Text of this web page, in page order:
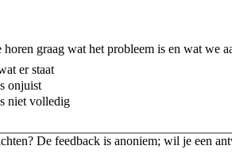
horen graag wat het probleem is en wat we
er staat
onjuist
niet volledig
De feedback is anoniem; wil je een